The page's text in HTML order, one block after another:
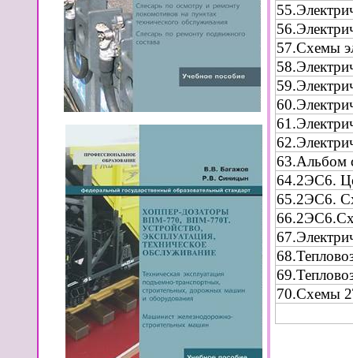
57.Схемы
63.Альбом
64.2ЭС6.
65.2ЭС6.
70.Схемы